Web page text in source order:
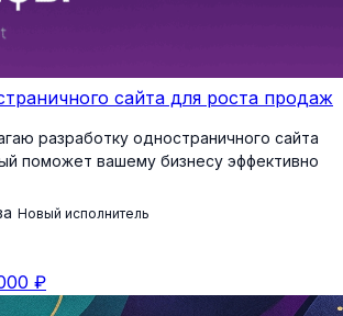
сайта для роста продаж
разработку одностраничного сайта
поможет вашему бизнесу эффективно
Новый исполнитель
₽